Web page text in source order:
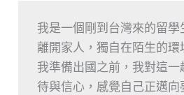
我是一個剛到台灣來的留學
離開家人，獨自在陌生的環
我準備出國之前，我對這一
待與信心，感覺自己正邁向